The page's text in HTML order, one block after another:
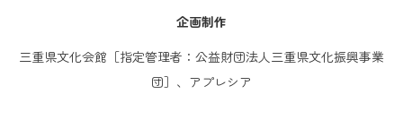
企画制作
三重県文化会館［指定管理者：公益財団法人三重県文化振興事業
団］、アプレシア